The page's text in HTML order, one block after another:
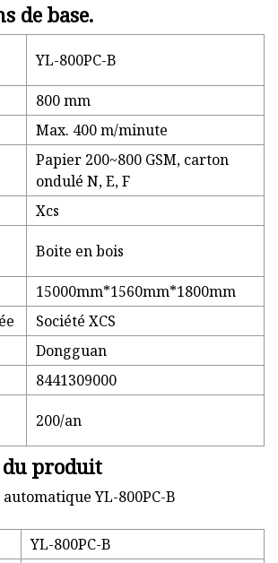
de base.
YL-800PC-B
800 mm
Max. 400 m/minute
Papier 200~800 GSM, carton
ondulé N, E, F
Xcs
Boite en bois
15000mm*1560mm*1800mm
Société XCS
Dongguan
8441309000
200/an
produit
YL-800PC-B
YL-800PC-B